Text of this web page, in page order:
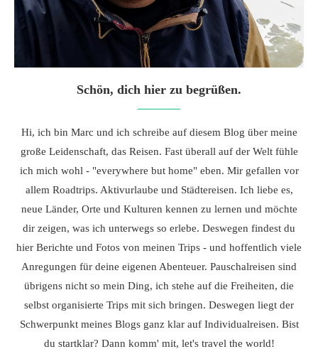
Schön, dich hier zu begrüßen.
Hi, ich bin Marc und ich schreibe auf diesem Blog über meine
große Leidenschaft, das Reisen. Fast überall auf der Welt fühle
ich mich wohl - "everywhere but home" eben. Mir gefallen vor
allem Roadtrips. Aktivurlaube und Städtereisen. Ich liebe es,
neue Länder, Orte und Kulturen kennen zu lernen und möchte
dir zeigen, was ich unterwegs so erlebe. Deswegen findest du
hier Berichte und Fotos von meinen Trips - und hoffentlich viele
Anregungen für deine eigenen Abenteuer. Pauschalreisen sind
übrigens nicht so mein Ding, ich stehe auf die Freiheiten, die
selbst organisierte Trips mit sich bringen. Deswegen liegt der
Schwerpunkt meines Blogs ganz klar auf Individualreisen. Bist
du startklar? Dann komm' mit, let's travel the world!